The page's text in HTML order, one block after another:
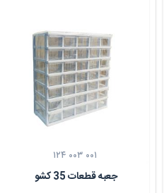
۱۲۴ ۰۰۳ ۰۰۱
جعبه قطعات 35 کشو